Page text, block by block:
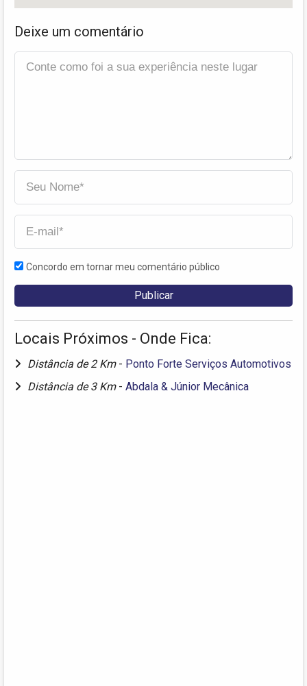
Deixe um comentário
Concordo em tornar meu comentário público
Locais Próximos - Onde Fica:
Distância de 2 Km - Ponto Forte Serviços Automotivos
Distância de 3 Km - Abdala & Júnior Mecânica